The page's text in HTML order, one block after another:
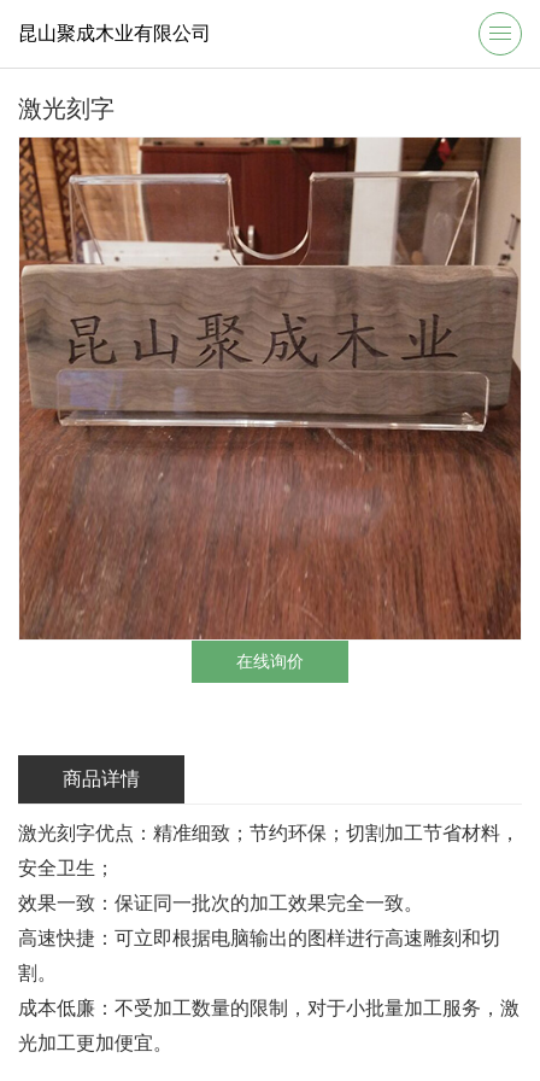
昆山聚成木业有限公司
激光刻字
在线询价
商品详情
激光刻字优点：精准细致；节约环保；切割加工节省材料，
安全卫生；
效果一致：保证同一批次的加工效果完全一致。
高速快捷：可立即根据电脑输出的图样进行高速雕刻和切
割。
成本低廉：不受加工数量的限制，对于小批量加工服务，激
光加工更加便宜。